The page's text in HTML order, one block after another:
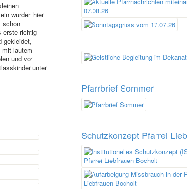
wurden hier
schon
erste richtig
gekleidet,
mit lautem
und vor
unter
Pfarrbrief Sommer
Schutzkonzept Pfarrei